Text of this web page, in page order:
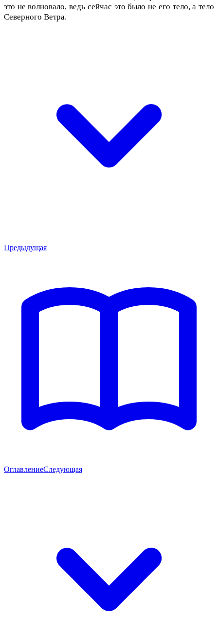
это не волновало, ведь сейчас это было не его тело, а тело
Северного Ветра.
Предыдущая
ОглавлениеСледующая